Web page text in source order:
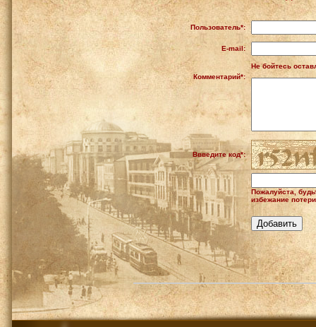
Пользователь*:
E-mail:
Не бойтесь
Комментарий*:
Ввведите код*:
Пожалуйста,
избежание